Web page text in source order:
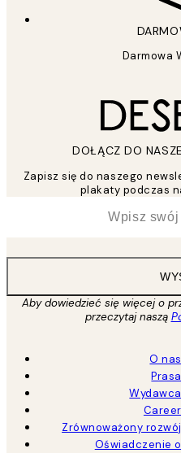
Darmowa
DOŁĄCZ DO
Zapisz się do naszego
plakaty podczas
Aby dowiedzieć się więcej o
przeczytaj naszą
O nas
Prasa
Wydawca
Career
Zrównoważony rozwój
Oświadczenie o